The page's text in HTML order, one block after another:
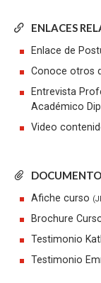
ENLACES
Enlace de
Conoce otros
Entrevista
Académico
Video
Afiche curso
Brochure
Testimonio
Testimonio